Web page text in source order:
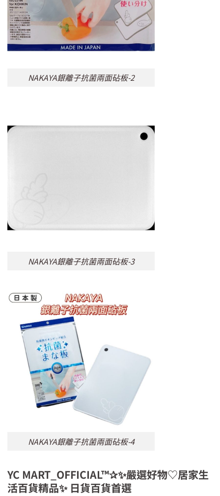
NAKAYA銀離子抗菌兩面砧板-2
NAKAYA銀離子抗菌兩面砧板-3
NAKAYA銀離子抗菌兩面砧板-4
YC MART_OFFICIAL™✰✨嚴選好物♡居家生
活百貨精品✨ 日貨百貨首選